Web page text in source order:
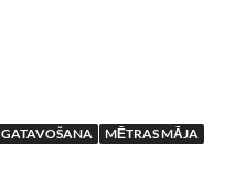
GATAVOŠANA
MĒTRAS MĀJA